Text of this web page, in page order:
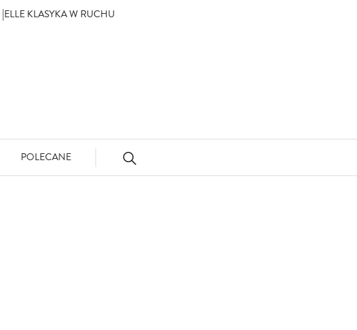
ELLE KLASYKA W RUCHU
POLECANE